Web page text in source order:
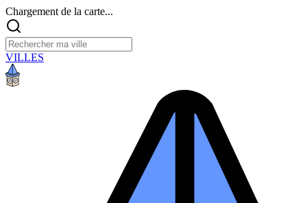
Chargement de la carte...
VILLES